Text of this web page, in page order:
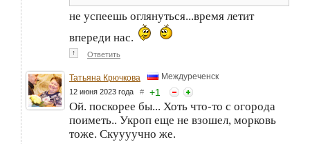
не успеешь оглянуться...время летит
впереди нас.
↑ Ответить
Татьяна Крючкова Междуреченск
12 июня 2023 года # +1
Ой. поскорее бы... Хоть что-то с огорода
поиметь.. Укроп еще не взошел, морковь
тоже. Скуууучно же.